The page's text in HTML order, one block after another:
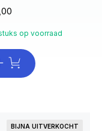
op voorraad
BIJNA UITVERKOCHT